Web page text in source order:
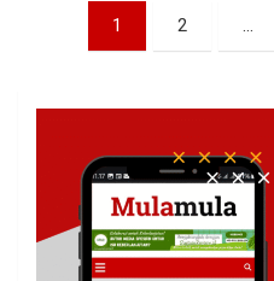
Paginasi
1 2 …